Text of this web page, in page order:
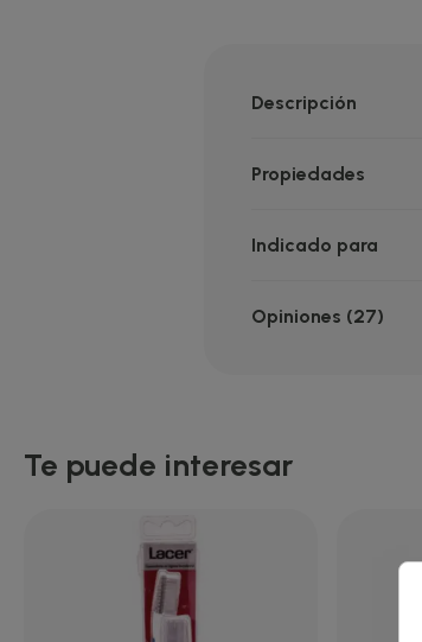
Descripción
Propiedades
Indicado para
Opiniones (27)
Te puede interesar